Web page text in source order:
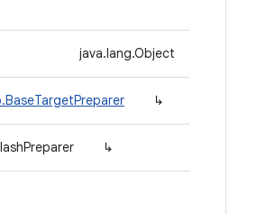
java.lang.Object
↳
↳